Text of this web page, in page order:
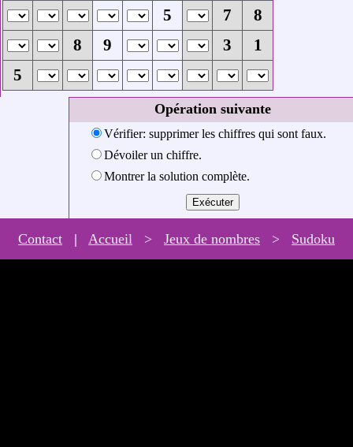
5
7
8
8
9 3
1
5
Opération suivante
Vérifier: supprimer les chiffres qui sont faux.
Dévoiler un chiffre.
Montrer la solution complète.
Contact | Accueil > Jeux de nombres > Sudoku